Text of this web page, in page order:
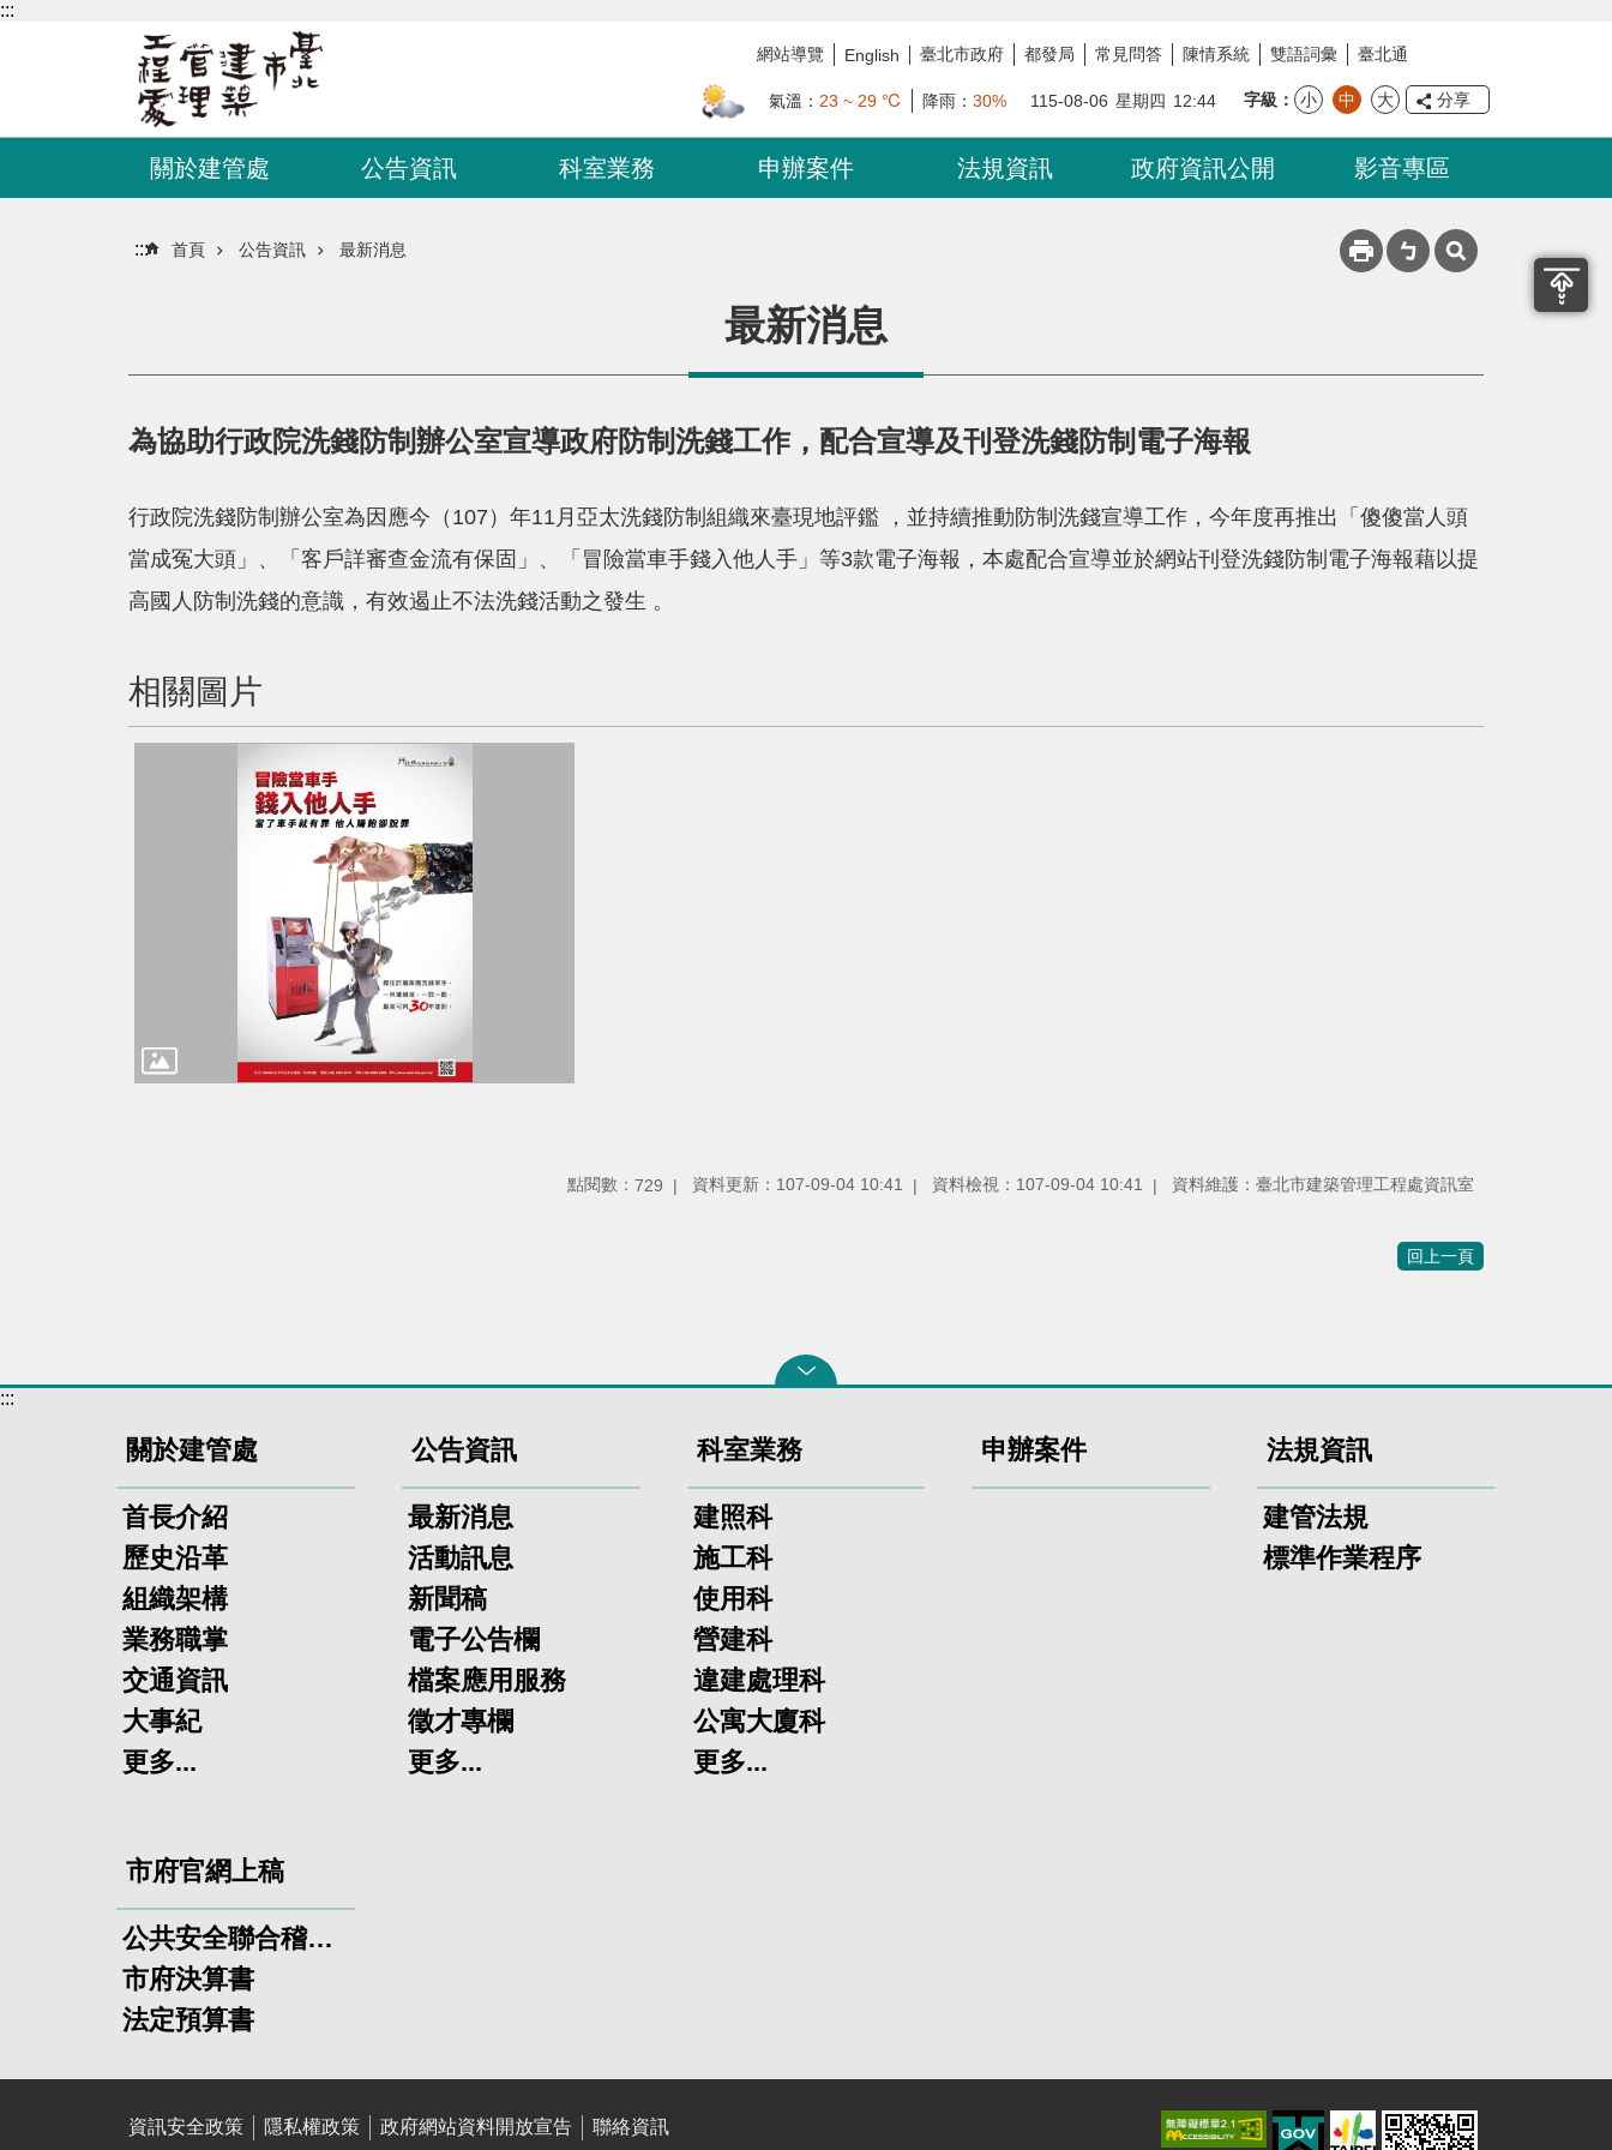
跳到主要內容區塊
:::
網站導覽 English 臺北市政府 都發局 常見問答 陳情系統 雙語詞彙 臺北通
氣溫： 23 ~ 29 ℃ 降雨： 30% 115-08-06 星期四 12:44 字級 小 中 大 分享
關於建管處 公告資訊 科室業務 申辦案件 法規資訊 政府資訊公開 影音專區
::: 首頁 公告資訊 最新消息
最新消息
為協助行政院洗錢防制辦公室宣導政府防制洗錢工作，配合宣導及刊登洗錢防制電子海報
行政院洗錢防制辦公室為因應今（107）年11月亞太洗錢防制組織來臺現地評鑑 ，並持續推動防制洗錢宣導工作，今年度再推出「傻傻當人頭
當成冤大頭」、「客戶詳審查金流有保固」、「冒險當車手錢入他人手」等3款電子海報，本處配合宣導並於網站刊登洗錢防制電子海報藉以提
高國人防制洗錢的意識，有效遏止不法洗錢活動之發生 。
相關圖片
點閱數： 729 資料更新：107-09-04 10:41 資料檢視：107-09-04 10:41 資料維護：臺北市建築管理工程處資訊室
回上一頁
:::
關於建管處
首長介紹
歷史沿革
組織架構
業務職掌
交通資訊
大事紀
更多...
公告資訊
最新消息
活動訊息
新聞稿
電子公告欄
檔案應用服務
徵才專欄
更多...
科室業務
建照科
施工科
使用科
營建科
違建處理科
公寓大廈科
更多...
申辦案件 法規資訊
建管法規
標準作業程序
市府官網上稿
公共安全聯合稽查小組
市府決算書
法定預算書
資訊安全政策 隱私權政策 政府網站資料開放宣告 聯絡資訊